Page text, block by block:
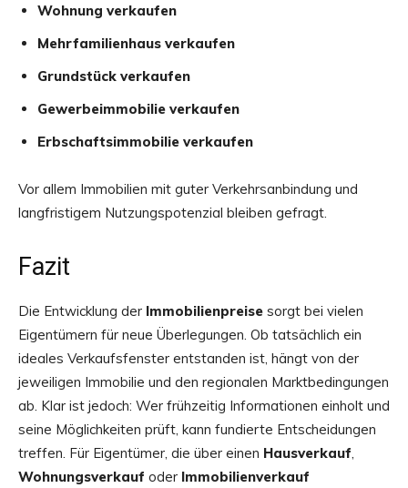
Wohnung verkaufen
Mehrfamilienhaus verkaufen
Grundstück verkaufen
Gewerbeimmobilie verkaufen
Erbschaftsimmobilie verkaufen
Vor allem Immobilien mit guter Verkehrsanbindung und
langfristigem Nutzungspotenzial bleiben gefragt.
Fazit
Die Entwicklung der Immobilienpreise sorgt bei vielen
Eigentümern für neue Überlegungen. Ob tatsächlich ein
ideales Verkaufsfenster entstanden ist, hängt von der
jeweiligen Immobilie und den regionalen Marktbedingungen
ab. Klar ist jedoch: Wer frühzeitig Informationen einholt und
seine Möglichkeiten prüft, kann fundierte Entscheidungen
treffen. Für Eigentümer, die über einen Hausverkauf,
Wohnungsverkauf oder Immobilienverkauf